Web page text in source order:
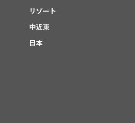
リゾート
中近東
日本